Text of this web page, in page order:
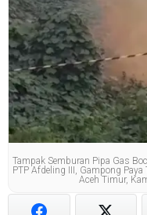
Tampak Semburan Pipa Gas
PTP Afdeling III, Gampong
Aceh Timur,